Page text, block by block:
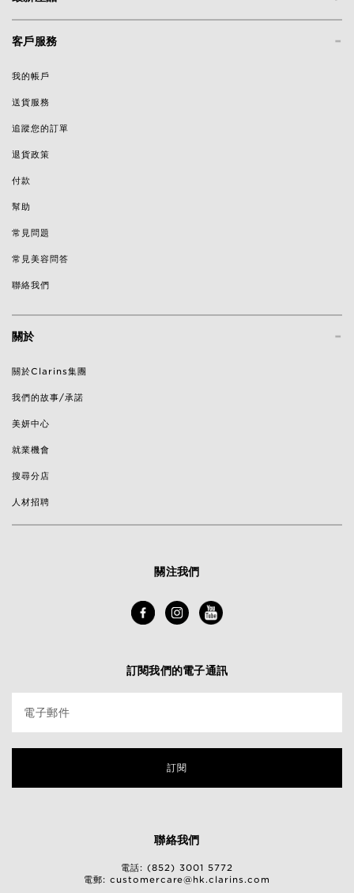
-
客戶服務
我的帳戶
送貨服務
追蹤您的訂單
退貨政策
付款
幫助
常見問題
常見美容問答
聯絡我們
-
關於
關於Clarins集團
我們的故事/承諾
美妍中心
就業機會
搜尋分店
人材招聘
關注我們
訂閱我們的電子通訊
電子郵件
訂閱
聯絡我們
電話: (852) 3001 5772
電郵: customercare@hk.clarins.com